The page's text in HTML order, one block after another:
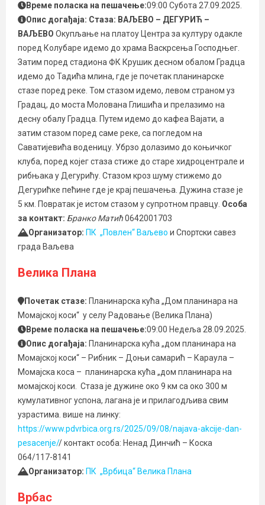
Време поласка на пешачење:09:00 Субота 27.09.2025.
Опис догађаја: Стаза: ВАЉЕВО – ДЕГУРИЋ –
ВАЉЕВО Окупљање на платоу Центра за културу одакле
поред Колубаре идемо до храма Васкрсења Господњег.
Затим поред стадиона ФК Крушик десном обалом Градца
идемо до Тадића млина, где је почетак планинарске
стазе поред реке. Том стазом идемо, левом страном уз
Градац, до моста Молована Глишића и прелазимо на
десну обалу Градца. Путем идемо до кафеа Вајати, а
затим стазом поред саме реке, са погледом на
Саватијевића воденицу. Убрзо долазимо до коњичког
клуба, поред којег стаза стиже до старе хидроцентрале и
рибњака у Дегурићу. Стазом кроз шуму стижемо до
Дегурићке пећине где је крај пешачења. Дужина стазе је
5 км. Повратак је истом стазом у супротном правцу. Особа
за контакт: Бранко Матић0642001703
Организатор: ПК „Повлен“ Ваљево и Спортски савез
града Ваљева
Велика Плана
Почетак стазе: Планинарска кућа „Дом планинара на
Момајској коси“ у селу Радовање (Велика Плана)
Време поласка на пешачење:09:00 Недеља 28.09.2025.
Опис догађаја: Планинарска кућа „дом планинара на
Момајској коси“ – Рибник – Доњи самарић – Караула –
Момајска коса – планинарска кућа „дом планинара на
момајској коси. Стаза је дужине око 9 км са око 300 м
кумулативног успона, лагана је и прилагодљива свим
узрастима. више на линку:
https://www.pdvrbica.org.rs/2025/09/08/najava-akcije-dan-
pesacenje// контакт особа: Ненад Динчић – Коска
064/117-8141
Организатор: ПК „Врбица“ Велика Плана
Врбас